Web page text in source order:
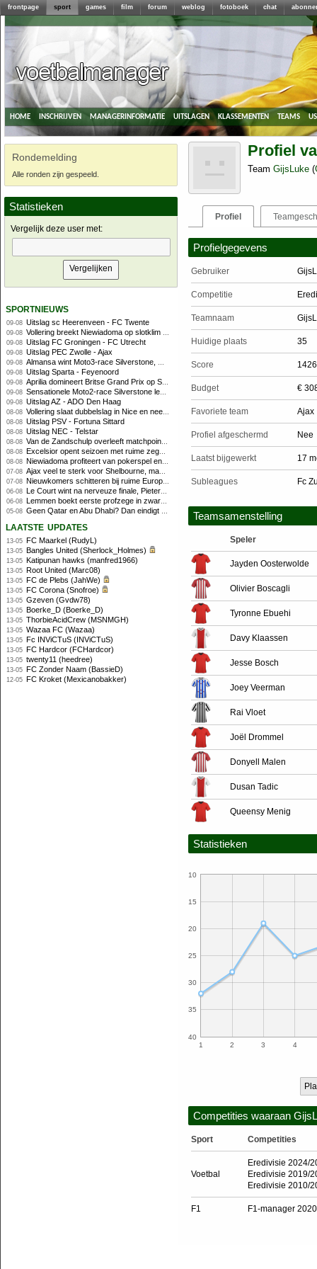
frontpage sport games film forum weblog fotoboek chat
home inschrijven managerinformatie uitslagen klassementen teams
Rondemelding
Alle ronden zijn gespeeld.
Statistieken
Vergelijk deze user met:
sportnieuws
09-08 Uitslag sc Heerenveen - FC Twente
09-08 Vollering breekt Niewiadoma op slotklim en pakt tweede eindzege
09-08 Uitslag FC Groningen - FC Utrecht
09-08 Uitslag PEC Zwolle - Ajax
09-08 Almansa wint Moto3-race Silverstone, Uriarte profiteert niet van afwezige kampioenschapsleider
09-08 Uitslag Sparta - Feyenoord
09-08 Aprilia domineert Britse Grand Prix op Silverstone met dubbele top-3
09-08 Sensationele Moto2-race Silverstone levert nieuwe winnaar op, Nederlanders buiten de punten
09-08 Uitslag AZ - ADO Den Haag
08-08 Vollering slaat dubbelslag in Nice en neemt geel over
08-08 Uitslag PSV - Fortuna Sittard
08-08 Uitslag NEC - Telstar
08-08 Van de Zandschulp overleeft matchpoints, ook Griekspoor verder in Montreal
08-08 Excelsior opent seizoen met ruime zege op promovendus Cambuur
08-08 Niewiadoma profiteert van pokerspel en grijpt geel op Ventoux
07-08 Ajax veel te sterk voor Shelbourne, maar houdt schade beperkt
07-08 Nieuwkomers schitteren bij ruime Europese zege FC Twente
06-08 Le Court wint na nerveuze finale, Pieterse derde
06-08 Lemmen boekt eerste profzege in zware Ronde van Polen-rit
05-08 Geen Qatar en Abu Dhabi? Dan eindigt Formule 1-seizoen mogelijk in Europa
laatste updates
13-05 FC Maarkel (RudyL)
13-05 Bangles United (Sherlock_Holmes)
13-05 Katipunan hawks (manfred1966)
13-05 Root United (Marc08)
13-05 FC de Plebs (JahWe)
13-05 FC Corona (Snofroe)
13-05 Gzeven (Gvdw78)
13-05 Boerke_D (Boerke_D)
13-05 ThorbieAcidCrew (MSNMGH)
13-05 Wazaa FC (Wazaa)
13-05 Fc INViCTuS (INViCTuS)
13-05 FC Hardcor (FCHardcor)
13-05 twenty11 (heedree)
13-05 FC Zonder Naam (BassieD)
12-05 FC Kroket (Mexicanobakker)
Profiel
Team GijsLuke (
Profiel
Profielgegevens
Gebruiker
Competitie
Teamnaam
Huidige plaats 35
Score 1426
Budget €
Favoriete team Ajax
Profiel afgeschermd Nee
Laatst bijgewerkt 17
Subleagues Fc
Teamsamenstelling
Speler
Jayden Oosterwolde
Olivier Boscagli
Tyronne Ebuehi
Davy Klaassen
Jesse Bosch
Joey Veerman
Rai Vloet
Joël Drommel
Donyell Malen
Dusan Tadic
Queensy Menig
Statistieken
1 2 3 4
10
15
20
25
30
35
40
Competities waaraan
Sport Competities
Voetbal
Eredivisie 2024/
Eredivisie 2019/
Eredivisie 2010/
F1 F1-manager 2020